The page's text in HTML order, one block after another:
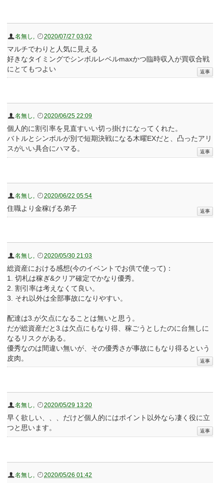
名無し 2020/07/27 03:02
マルチでわりと人気に見える
好きなタイミングでシンボルレベルmaxかつ臨時収入が買収合戦
にとてもつよい
名無し 2020/06/25 22:09
個人的に割引率を見直すいい切っ掛けになってくれた。
バトルとシンボルが別で短期決戦になる木曜EXだと、凸ったアリ
スがいい具合にハマる。
名無し 2020/06/22 05:54
住職より金稼げる弟子
名無し 2020/05/30 21:03
総資産における感想(今のイベントでお供で使って)：
1. 切札は稼ぎ&クリア確定でかなり優秀。
2. 割引率は考えなくて良い。
3. それ以外は全部事故になりやすい。
配達は3.が欠点になることは無いと思う。
だが総資産だと3.は欠点にもなり得、稼ごうとしたのに台無しに
なるリスクがある。
優秀なのは間違い無いが、その優秀さが事故にもなり得るという
皮肉。
名無し 2020/05/29 13:20
早く欲しい、、、だけど個人的にはポイント以外なら凄く役に立
つと思います。
名無し 2020/05/26 01:42